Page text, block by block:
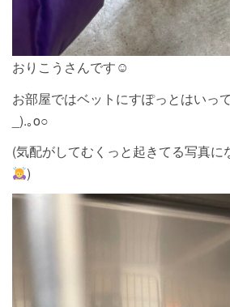
おりこうさんです☺︎
お部屋ではベットにすぽっとはいっ
_).｡o○
(気配がしてむくっと起きてる写真に
)